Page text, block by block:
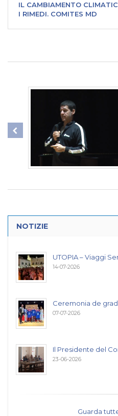
IL CAMBIAMENTO
I RIMEDI. COMITES MD
NOTIZIE
UTOPIA – Viaggi
14-07-2026
Ceremonia de
07-07-2026
Il Presidente del
23-06-2026
Guarda